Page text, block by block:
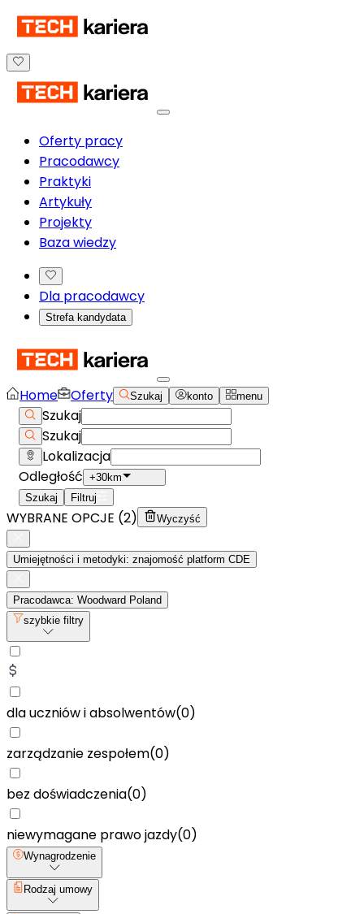
Oferty pracy
Pracodawcy
Praktyki
Artykuły
Projekty
Baza wiedzy
Dla pracodawcy
Strefa kandydata
Home Oferty Szukaj konto menu
Szukaj
Szukaj
Lokalizacja
Odległość +30km
Szukaj
Filtruj
WYBRANE OPCJE (2) Wyczyść
Umiejętności i metodyki: znajomość platform CDE
Pracodawca: Woodward Poland
szybkie filtry
dla uczniów i absolwentów(0)
zarządzanie zespołem(0)
bez doświadczenia(0)
niewymagane prawo jazdy(0)
Wynagrodzenie
Rodzaj umowy